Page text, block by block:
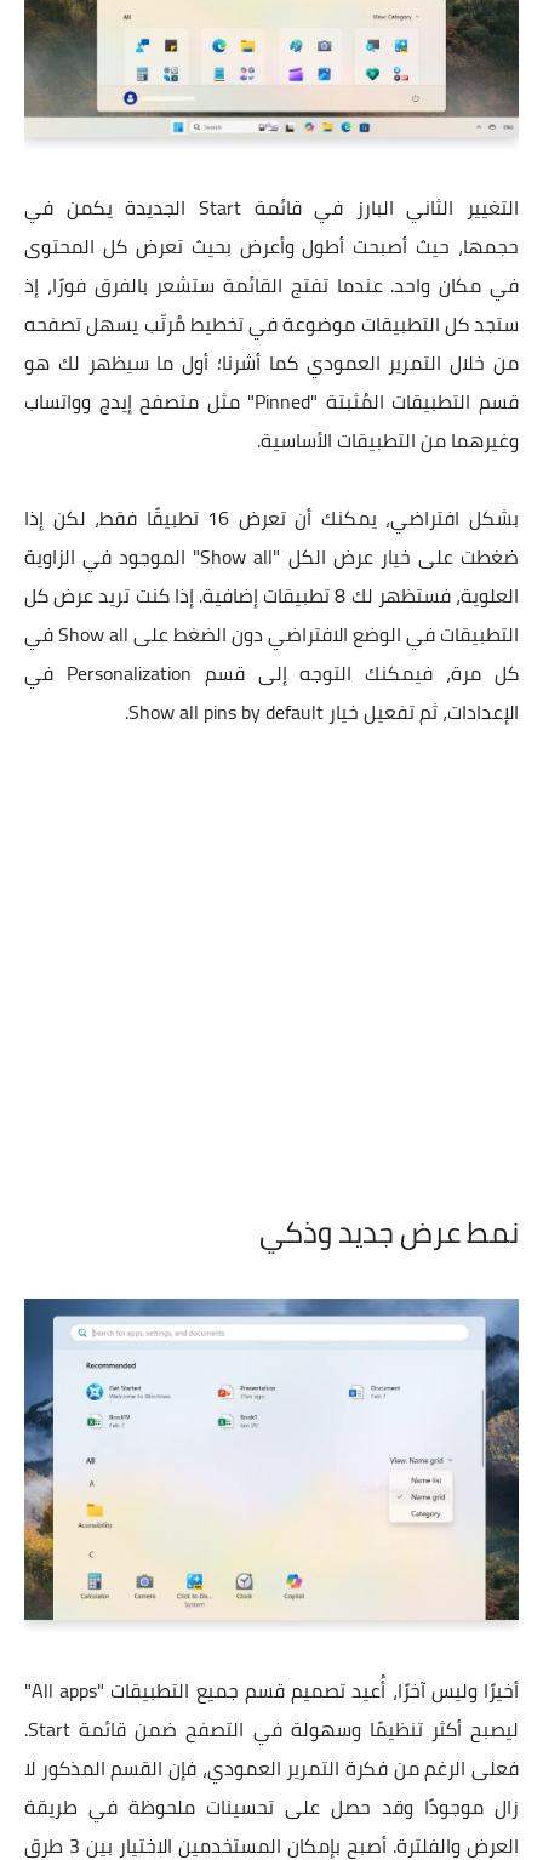
التغيير الثاني البارز في قائمة Start الجديدة يكمن في
حجمها، حيث أصبحت أطول وأعرض بحيث تعرض كل المحتوى
في مكان واحد. عندما تفتج القائمة ستشعر بالفرق فورًا، إذ
ستجد كل التطبيقات موضوعة في تخطيط مُرتّب يسهل تصفحه
من خلال التمرير العمودي كما أشرنا؛ أول ما سيظهر لك هو
قسم التطبيقات المُثبتة "Pinned" مثل متصفح إيدج وواتساب
وغيرهما من التطبيقات الأساسية.
بشكل افتراضي، يمكنك أن تعرض 16 تطبيقًا فقط، لكن إذا
ضغطت على خيار عرض الكل "Show all" الموجود في الزاوية
العلوية، فستظهر لك 8 تطبيقات إضافية. إذا كنت تريد عرض كل
التطبيقات في الوضع الافتراضي دون الضغط على Show all في
كل مرة، فيمكنك التوجه إلى قسم Personalization في
الإعدادات، ثم تفعيل خيار Show all pins by default.
نمط عرض جديد وذكي
أخيرًا وليس آخرًا، أُعيد تصميم قسم جميع التطبيقات "All apps"
ليصبح أكثر تنظيمًا وسهولة في التصفح ضمن قائمة Start.
فعلى الرغم من فكرة التمرير العمودي، فإن القسم المذكور لا
زال موجودًا وقد حصل على تحسينات ملحوظة في طريقة
العرض والفلترة. أصبح بإمكان المستخدمين الاختيار بين 3 طرق